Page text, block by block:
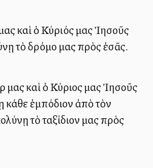
καὶ ὁ Κύριός μας Ἰησοῦς
τὸ δρόμο μας πρὸς ἐσᾶς.
μας καὶ ὁ Κύριος μας Ἰησοῦς
ἐμπόδιον ἀπὸ τὸν
τὸ ταξίδιον μας πρὸς